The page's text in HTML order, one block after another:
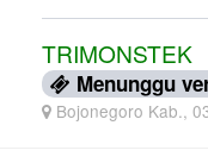
TRIMONSTEK
Menunggu
Bojonegoro Kab.,